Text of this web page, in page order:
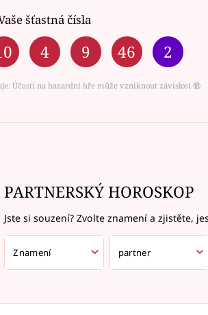
šťastná čísla
4 9 46 2
Účastí na hazardní hře může vzniknout závislost ⑱
PARTNERSKÝ HOROSKOP
Jste si souzení? Zvolte znamení a zjistěte,